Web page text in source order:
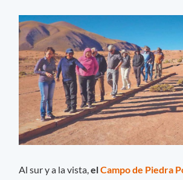
Al sur y a la vista,elCampo de Piedra